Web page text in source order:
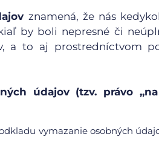
znamená, že nás
by boli nepresné či
a to aj prostredníctvom
údajov (tzv. právo „na
vymazanie osobných